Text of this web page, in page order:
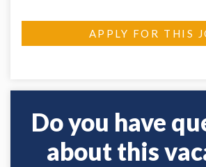
APPLY FOR THIS
Do you have
about this